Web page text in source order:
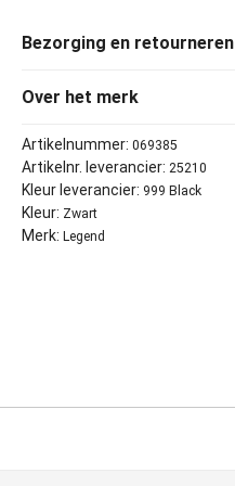
Bezorging en retourneren
Over het merk
Artikelnummer: 069385
Artikelnr. leverancier: 25210
Kleur leverancier: 999 Black
Kleur: Zwart
Merk: Legend